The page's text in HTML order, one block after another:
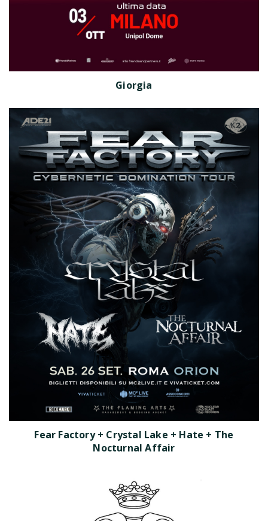
Giorgia
Fear Factory + Crystal Lake + Hate + The
Nocturnal Affair